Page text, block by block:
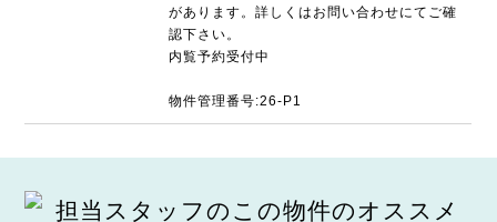
があります。詳しくはお問い合わせにてご確
認下さい。
内覧予約受付中
物件管理番号:26-P1